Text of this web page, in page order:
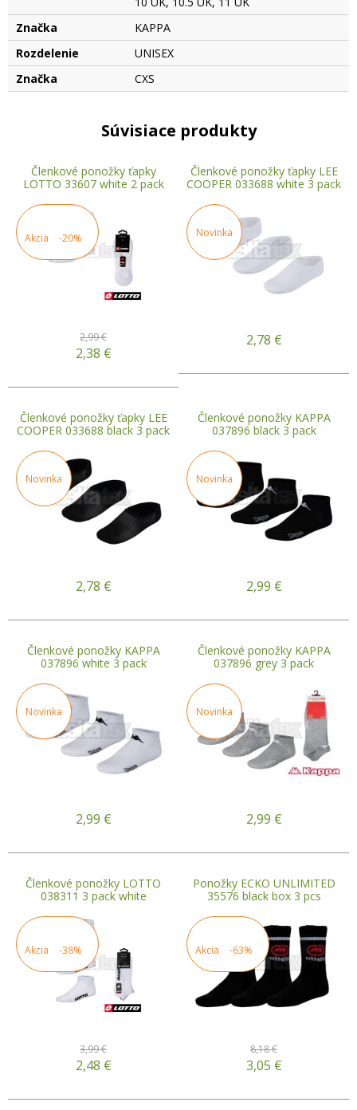
Značka
KAPPA
Rozdelenie
UNISEX
Značka
CXS
Súvisiace produkty
Členkové ponožky ťapky
LOTTO 33607 white 2 pack
Akcia -20%
2,99 €
2,38 €
Členkové ponožky ťapky LEE
COOPER 033688 white 3 pack
Novinka
2,78 €
Členkové ponožky ťapky LEE
COOPER 033688 black 3 pack
Novinka
2,78 €
Členkové ponožky KAPPA
037896 black 3 pack
Novinka
2,99 €
Členkové ponožky KAPPA
037896 white 3 pack
Novinka
2,99 €
Členkové ponožky KAPPA
037896 grey 3 pack
Novinka
2,99 €
Členkové ponožky LOTTO
038311 3 pack white
Akcia -38%
3,99 €
2,48 €
Ponožky ECKO UNLIMITED
35576 black box 3 pcs
Akcia -63%
8,18 €
3,05 €